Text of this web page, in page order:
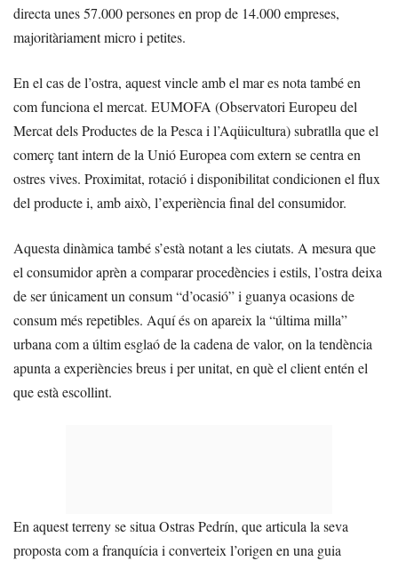
directa unes 57.000 persones en prop de 14.000 empreses,
majoritàriament micro i petites.
En el cas de l’ostra, aquest vincle amb el mar es nota també en
com funciona el mercat. EUMOFA (Observatori Europeu del
Mercat dels Productes de la Pesca i l’Aqüicultura) subratlla que el
comerç tant intern de la Unió Europea com extern se centra en
ostres vives. Proximitat, rotació i disponibilitat condicionen el flux
del producte i, amb això, l’experiència final del consumidor.
Aquesta dinàmica també s’està notant a les ciutats. A mesura que
el consumidor aprèn a comparar procedències i estils, l’ostra deixa
de ser únicament un consum “d’ocasió” i guanya ocasions de
consum més repetibles. Aquí és on apareix la “última milla”
urbana com a últim esglaó de la cadena de valor, on la tendència
apunta a experiències breus i per unitat, en què el client entén el
que està escollint.
En aquest terreny se situa Ostras Pedrín, que articula la seva
proposta com a franquícia i converteix l’origen en una guia